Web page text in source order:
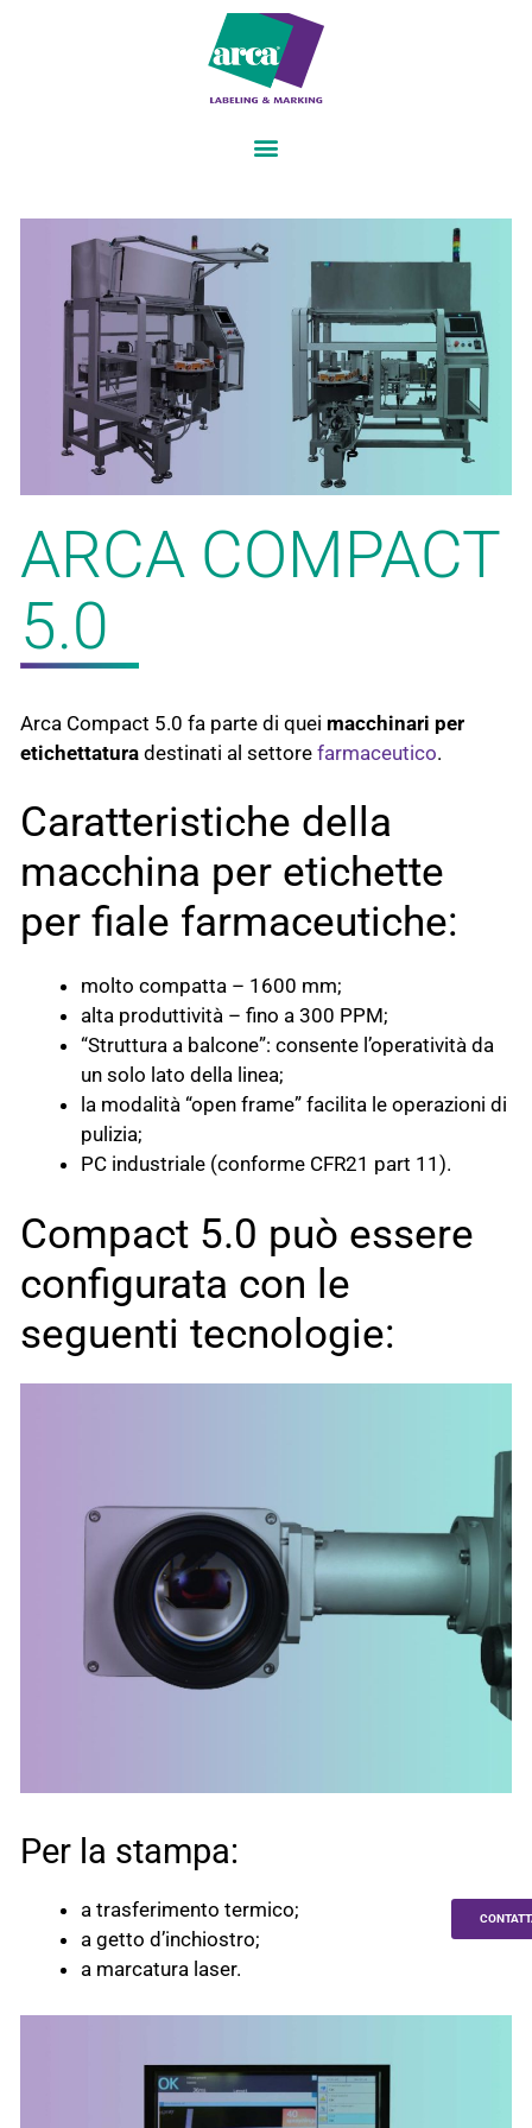
ARCA COMPACT
5.0
Arca Compact 5.0 fa parte di quei macchinari per
etichettatura destinati al settore farmaceutico.
Caratteristiche della
macchina per etichette
per fiale farmaceutiche:
molto compatta – 1600 mm;
alta produttività – fino a 300 PPM;
“Struttura a balcone”: consente l’operatività da
un solo lato della linea;
la modalità “open frame” facilita le operazioni di
pulizia;
PC industriale (conforme CFR21 part 11).
Compact 5.0 può essere
configurata con le
seguenti tecnologie:
Per la stampa:
a trasferimento termico;
a getto d’inchiostro;
a marcatura laser.